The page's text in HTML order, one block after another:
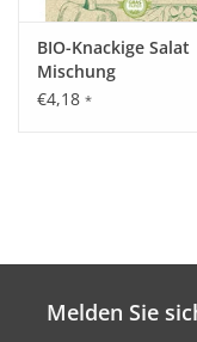
BIO-Knackige Salat
Mischung
€4,18 *
Melden Sie